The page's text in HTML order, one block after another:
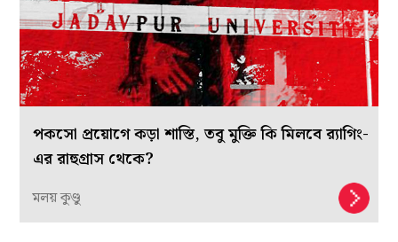
পকসো প্রয়োগে কড়া শাস্তি, তবু মুক্তি কি মিলবে র‍্যাগিং-
এর রাহুগ্রাস থেকে?
মলয় কুণ্ডু